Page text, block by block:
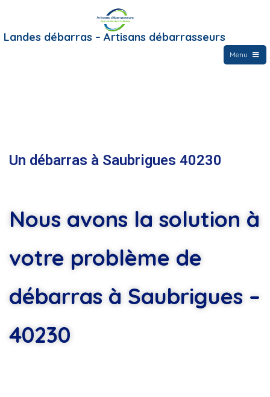
Landes débarras – Artisans débarrasseurs
Menu
Un débarras à Saubrigues 40230
Nous avons la solution à
votre problème de
débarras à Saubrigues –
40230